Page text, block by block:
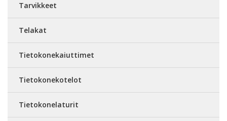
Tarvikkeet
Telakat
Tietokonekaiuttimet
Tietokonekotelot
Tietokonelaturit